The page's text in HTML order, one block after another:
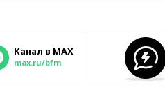
Канал в MAX
max.ru/bfm